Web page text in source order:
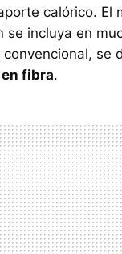
calórico. El
se incluya en
se
fibra.